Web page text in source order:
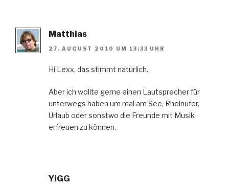
Matthias
27. AUGUST 2010 UM 13:33 UHR
Hi Lexx, das stimmt natürlich.
Aber ich wollte gerne einen Lautsprecher für
unterwegs haben um mal am See, Rheinufer,
Urlaub oder sonstwo die Freunde mit Musik
erfreuen zu können.
YiGG